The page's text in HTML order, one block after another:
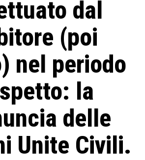
dal
(poi
nel periodo
la
delle
Unite Civili.